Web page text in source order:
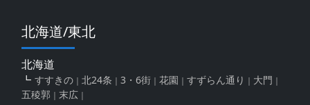
北海道/東北
北海道
すすきの 北24条 3・6街 花園 すずらん通り
大門
五稜郭
末広